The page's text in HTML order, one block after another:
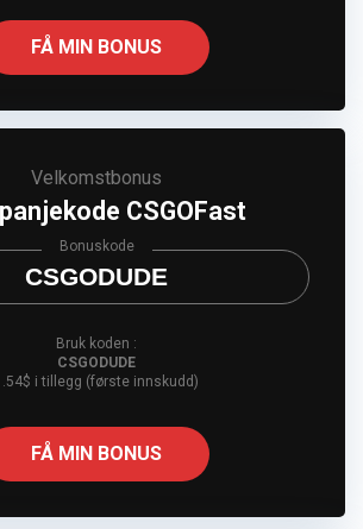
FÅ MIN BONUS
Velkomstbonus
CSGOFast
CSGODUDE
Bonuskode
Bruk koden :
CSGODUDE
i tillegg (første innskudd)
FÅ MIN BONUS